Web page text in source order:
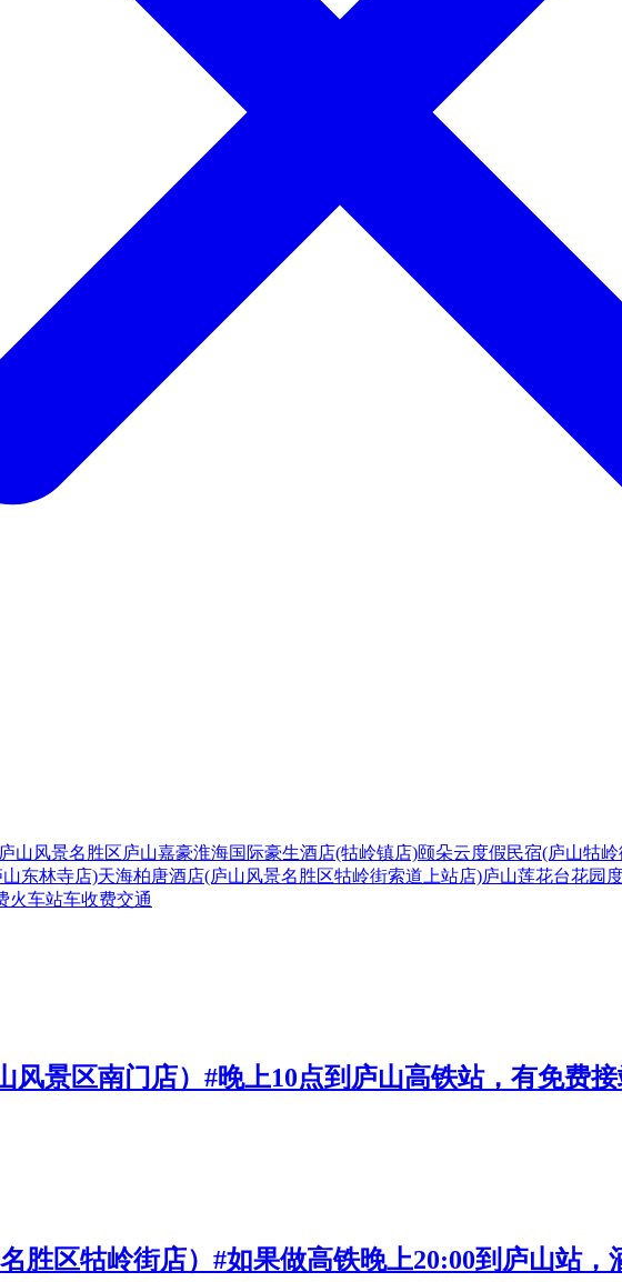
山风景名胜区庐山嘉豪淮海国际豪生酒店(牯岭镇店)颐朵云度假民宿(庐山牯
东林寺店)天海柏唐酒店(庐山风景名胜区牯岭街索道上站店)庐山莲花台花园
火车站车收费交通
风景区南门店）#晚上10点到庐山高铁站，有免费
胜区牯岭街店）#如果做高铁晚上20:00到庐山站，